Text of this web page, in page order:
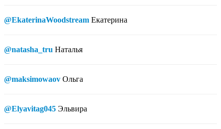
@EkaterinaWoodstream Екатерина
@natasha_tru Наталья
@maksimowaov Ольга
@Elyavitag045 Эльвира